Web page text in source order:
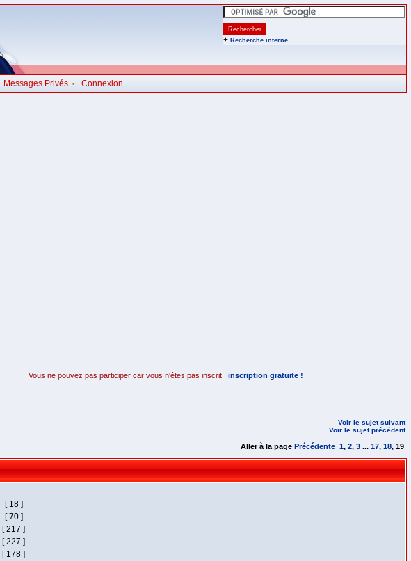
+ Recherche interne
Messages Privés• Connexion
Vous ne pouvez pas participer car vous n'êtes pas inscrit : inscription gratuite !
Voir le sujet suivant
Voir le sujet précédent
Aller à la page Précédente 1, 2, 3 ... 17, 18, 19
[ 18 ]
[ 70 ]
[ 217 ]
[ 227 ]
[ 178 ]